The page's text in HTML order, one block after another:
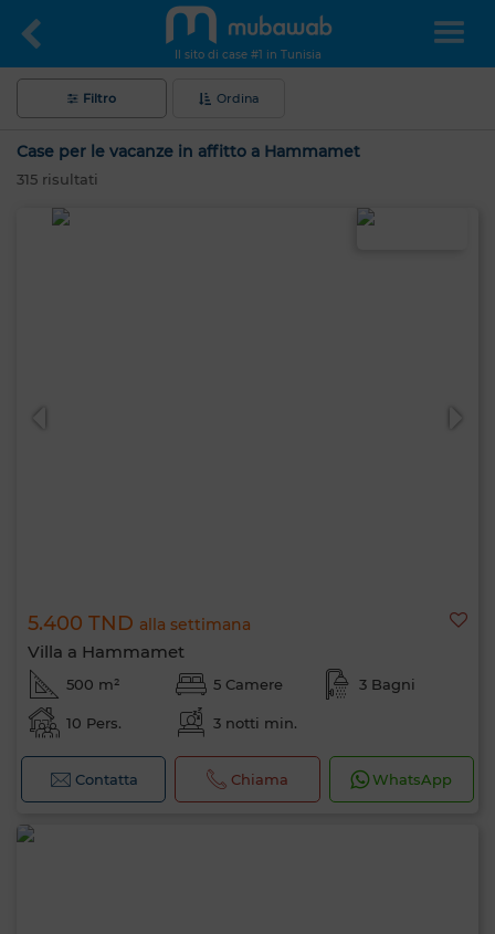
Il sito di case #1 in Tunisia
Filtro Ordina
Case per le vacanze in affitto a Hammamet
315 risultati
5.400 TND alla settimana
Villa a Hammamet
500 m² 5 Camere 3 Bagni
10 Pers. 3 notti min.
Contatta Chiama WhatsApp